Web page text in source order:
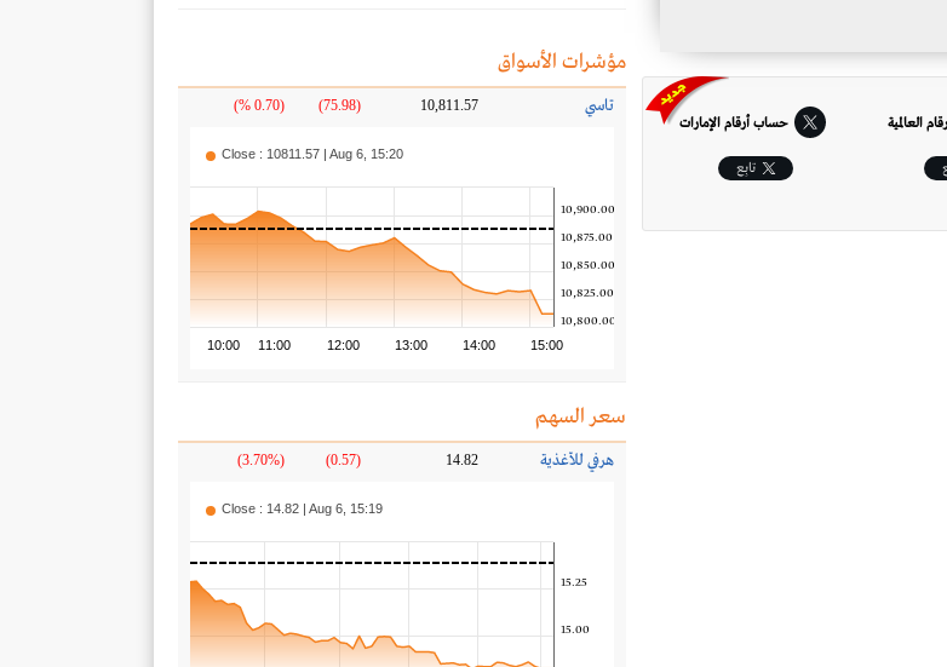
العالمية حساب أرقام الإمارات‎
تابِع
مؤشرات الأسواق
تاسي 10,811.57
(75.98)
(0.70 %)
10:00 11:00 12:00 13:00 14:00 15:00
10,800.00
10,825.00
10,850.00
10,875.00
10,900.00
Close : 10811.57 | Aug 6, 15:20
سعر السهم
هرفي للأغذية 14.82
(0.57)
(3.70%)
15.00
15.25
Close : 14.82 | Aug 6, 15:19